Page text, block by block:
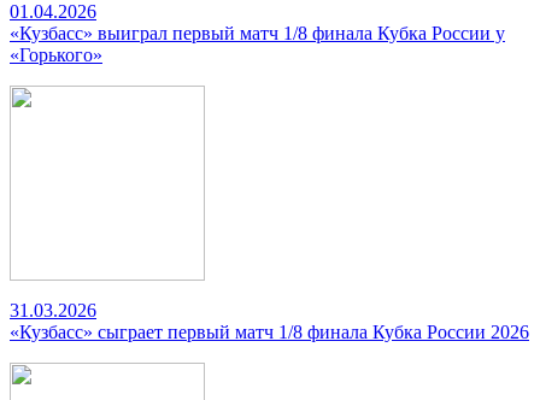
01.04.2026
«Кузбасс» выиграл первый матч 1/8 финала Кубка России у
«Горького»
31.03.2026
«Кузбасс» сыграет первый матч 1/8 финала Кубка России 2026